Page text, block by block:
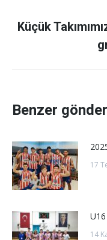
Küçük
Benzer
17
U16
14